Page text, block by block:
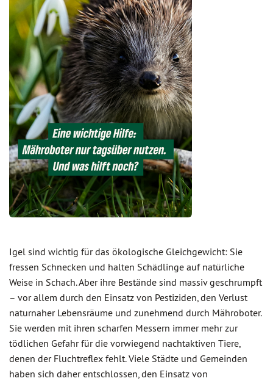
Igel sind wichtig für das ökologische Gleichgewicht: Sie
fressen Schnecken und halten Schädlinge auf natürliche
Weise in Schach. Aber ihre Bestände sind massiv geschrumpft
– vor allem durch den Einsatz von Pestiziden, den Verlust
naturnaher Lebensräume und zunehmend durch Mähroboter.
Sie werden mit ihren scharfen Messern immer mehr zur
tödlichen Gefahr für die vorwiegend nachtaktiven Tiere,
denen der Fluchtreflex fehlt. Viele Städte und Gemeinden
haben sich daher entschlossen, den Einsatz von